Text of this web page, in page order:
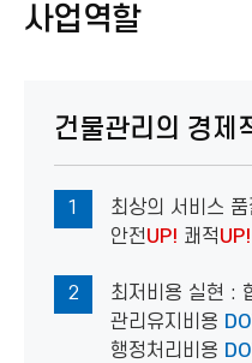
사업역할
건물관리의 경제
1 최상의 서비스
안전UP! 쾌적UP!
2
최저비용 실현 :
관리유지비용
행정처리비용